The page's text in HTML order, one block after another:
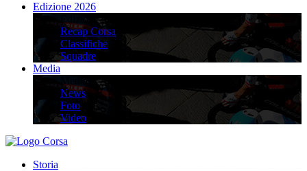
Edizione 2026
Edizione 2026
Recap Corsa
Classifiche
Squadre
Media
Media
News
Foto
Video
Storia